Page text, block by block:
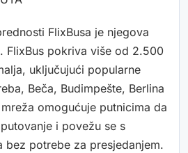
FlixBusa je njegova
FlixBus pokriva više od 2.500
uključujući popularne
Beča, Budimpešte, Berlina
omogućuje putnicima da
i povežu se s
bez potrebe za presjedanjem.